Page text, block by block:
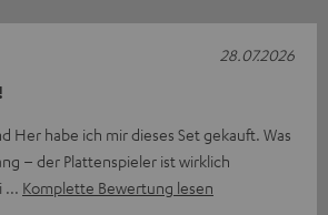
Her habe ich mir dieses Set gekauft. Was
– der Plattenspieler ist wirklich
Komplette Bewertung lesen
28.07.2026